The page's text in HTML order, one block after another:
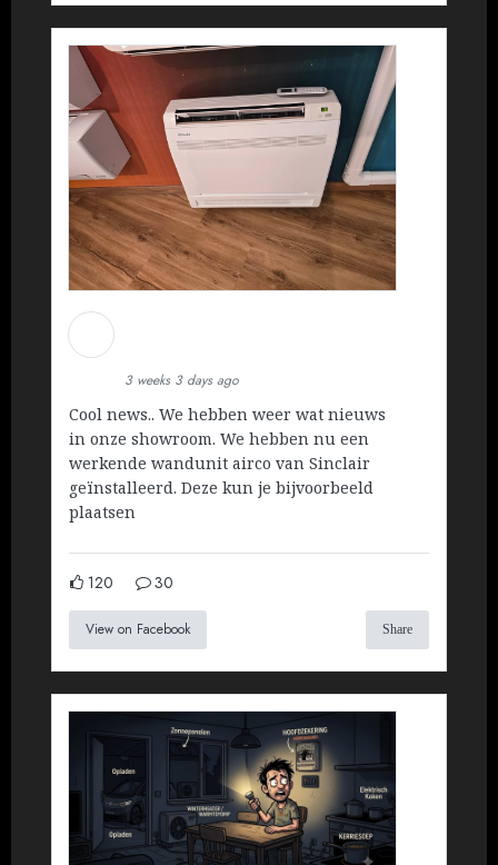
3 weeks 3 days ago
Cool news.. We hebben weer wat nieuws
in onze showroom. We hebben nu een
werkende wandunit airco van Sinclair
geïnstalleerd. Deze kun je bijvoorbeeld
plaatsen
120 30
View on Facebook Share